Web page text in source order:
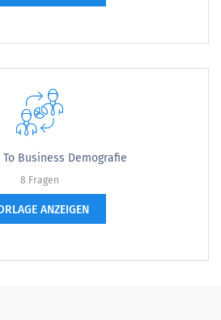
Business Demografie
8 Fragen
ANZEIGEN